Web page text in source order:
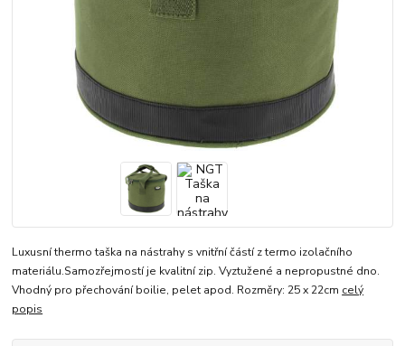
Luxusní thermo taška na nástrahy s vnitřní částí z termo izolačního
materiálu.Samozřejmostí je kvalitní zip. Vyztužené a nepropustné dno.
Vhodný pro přechování boilie, pelet apod. Rozměry: 25 x 22cm celý
popis